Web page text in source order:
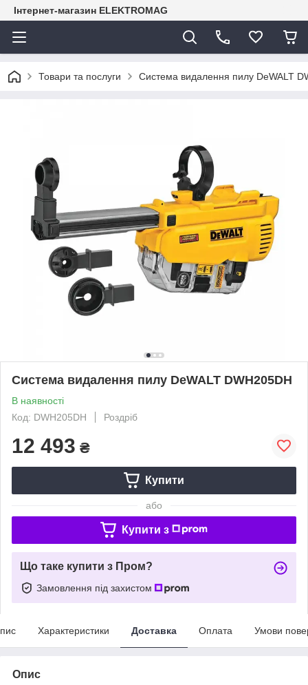
Інтернет-магазин ELEKTROMAG
Товари та послуги Система видалення пилу DeWALT
Система видалення пилу DeWALT DWH205DH
В наявності
Код: DWH205DH
Роздріб
12 493 ₴
Купити
або
Купити з
Що таке купити з Пром?
Замовлення під захистом
Характеристики Доставка Оплата Умови
Опис